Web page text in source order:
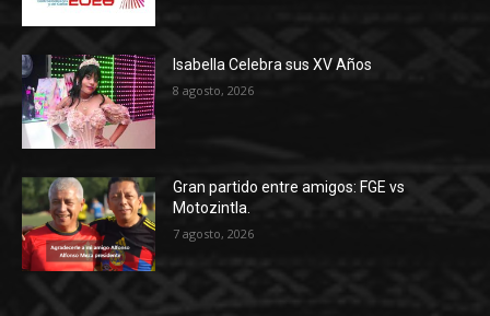
Isabella Celebra sus XV Años
8 agosto, 2026
Gran partido entre amigos: FGE vs
Motozintla.
7 agosto, 2026